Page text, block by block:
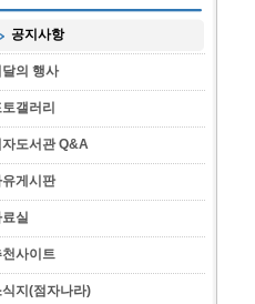
공지사항
달의 행사
토갤러리
자도서관 Q&A
게시판
실
천사이트
식지(점자나라)